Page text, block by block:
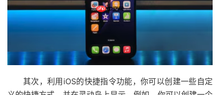
其次，利用iOS的快捷指令功能，你可以创建一些自定